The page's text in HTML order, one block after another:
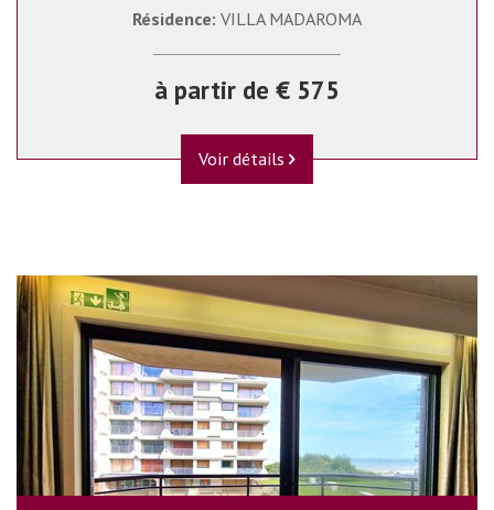
Résidence: VILLA MADAROMA
à partir de € 575
Voir détails